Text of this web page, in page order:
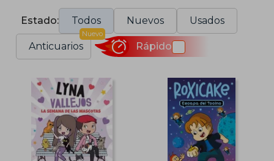
Estado: Todos Nuevos Usados
Anticuarios
Nuevo
Rápido